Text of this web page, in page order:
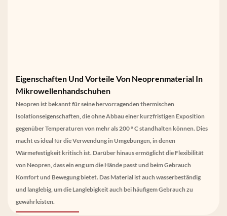
Eigenschaften Und Vorteile Von Neoprenmaterial In
Mikrowellenhandschuhen
Neopren ist bekannt für seine hervorragenden thermischen
Isolationseigenschaften, die ohne Abbau einer kurzfristigen Exposition
gegenüber Temperaturen von mehr als 200 ° C standhalten können. Dies
macht es ideal für die Verwendung in Umgebungen, in denen
Wärmefestigkeit kritisch ist. Darüber hinaus ermöglicht die Flexibilität
von Neopren, dass ein eng um die Hände passt und beim Gebrauch
Komfort und Bewegung bietet. Das Material ist auch wasserbeständig
und langlebig, um die Langlebigkeit auch bei häufigem Gebrauch zu
gewährleisten.